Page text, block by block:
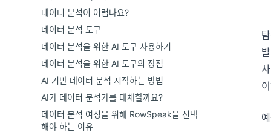
데이터 분석이 어렵나요?
데이터 분석 도구
데이터 분석을 위한 AI 도구 사용하기
데이터 분석을 위한 AI 도구의 장점
AI 기반 데이터 분석 시작하는 방법
AI가 데이터 분석가를 대체할까요?
데이터 분석 여정을 위해 RowSpeak을 선택
해야 하는 이유